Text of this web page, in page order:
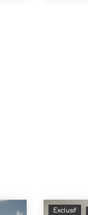
Exclusif